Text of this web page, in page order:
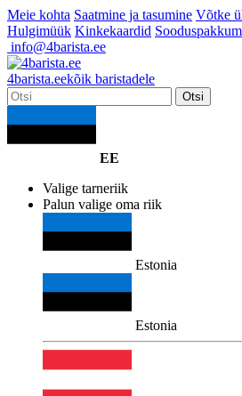
Meie kohta Saatmine ja tasumine Võtke
Hulgimüük Kinkekaardid
info@4barista.ee
4barista.eekõik baristadele
Otsi
EE
Valige tarneriik
Palun valige oma riik
Estonia
Estonia